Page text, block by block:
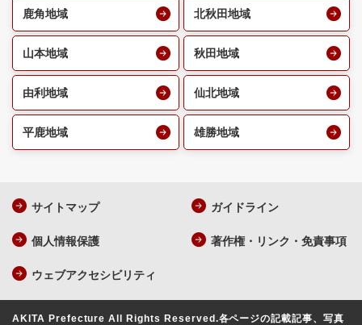
鹿角地域 北秋田地域
山本地域 秋田地域
由利地域 仙北地域
平鹿地域 雄勝地域
サイトマップ ガイドライン
個人情報保護 著作権・リンク・免責事項
ウェブアクセシビリティ
AKITA Prefecture All Rights Reserved.各ページの記載記事、写真